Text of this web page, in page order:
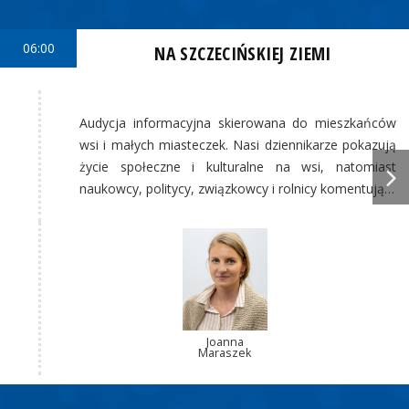
06:00 NA SZCZECIŃSKIEJ ZIEMI
Audycja informacyjna skierowana do mieszkańców
wsi i małych miasteczek. Nasi dziennikarze pokazują
życie społeczne i kulturalne na wsi, natomiast
naukowcy, politycy, związkowcy i rolnicy komentują…
Joanna
Maraszek